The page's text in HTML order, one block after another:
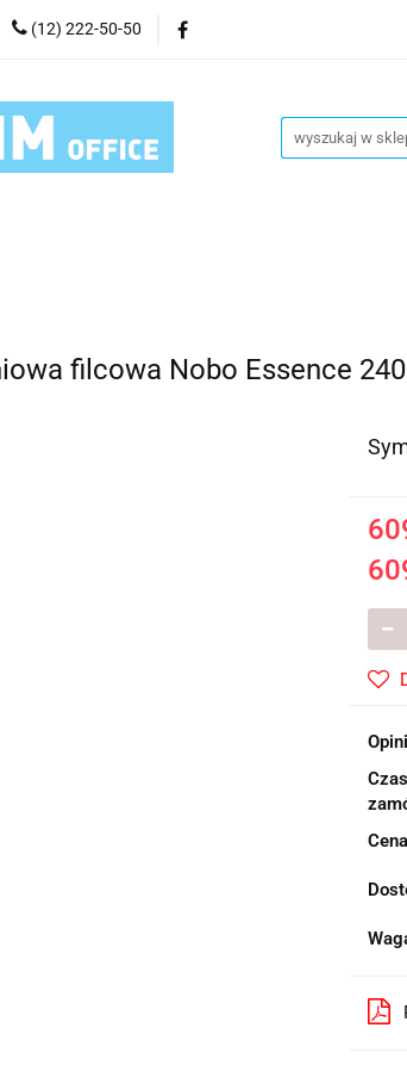
(12) 222-50-50
Kategorie Artykuły biurowe
Urządzenia i eksploatacja Blog
filcowa Nobo Essence